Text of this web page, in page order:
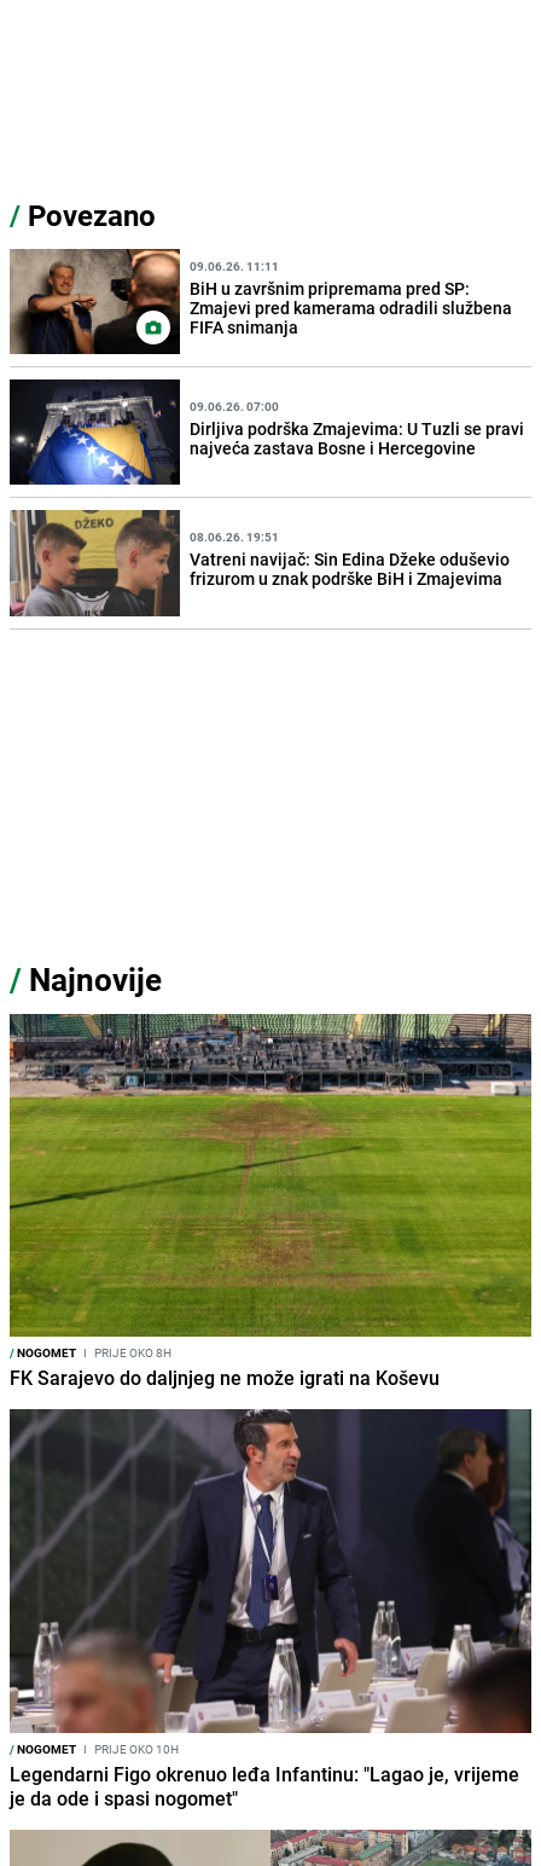
/ Povezano
09.06.26. 11:11
BiH u završnim pripremama pred SP:
Zmajevi pred kamerama odradili službena
FIFA snimanja
09.06.26. 07:00
Dirljiva podrška Zmajevima: U Tuzli se pravi
najveća zastava Bosne i Hercegovine
08.06.26. 19:51
Vatreni navijač: Sin Edina Džeke oduševio
frizurom u znak podrške BiH i Zmajevima
/ Najnovije
/NOGOMET I PRIJE OKO 8H
FK Sarajevo do daljnjeg ne može igrati na Koševu
/NOGOMET I PRIJE OKO 10H
Legendarni Figo okrenuo leđa Infantinu: "Lagao je, vrijeme
je da ode i spasi nogomet"